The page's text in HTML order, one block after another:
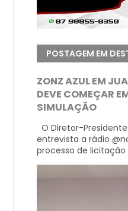
POSTAGEM EM
ZONZ AZUL EM
DEVE COMEÇAR
SIMULAÇÃO
O Diretor-
entrevista a rádio
processo de licitação